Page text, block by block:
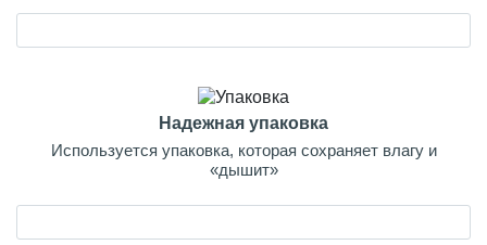
Надежная упаковка
Используется упаковка, которая сохраняет влагу и
«дышит»